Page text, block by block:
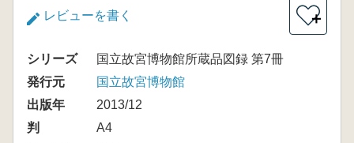
レビューを書く ＋
シリーズ
国立故宮博物館所蔵品図録 第7冊
発行元
国立故宮博物館
出版年
2013/12
判
A4